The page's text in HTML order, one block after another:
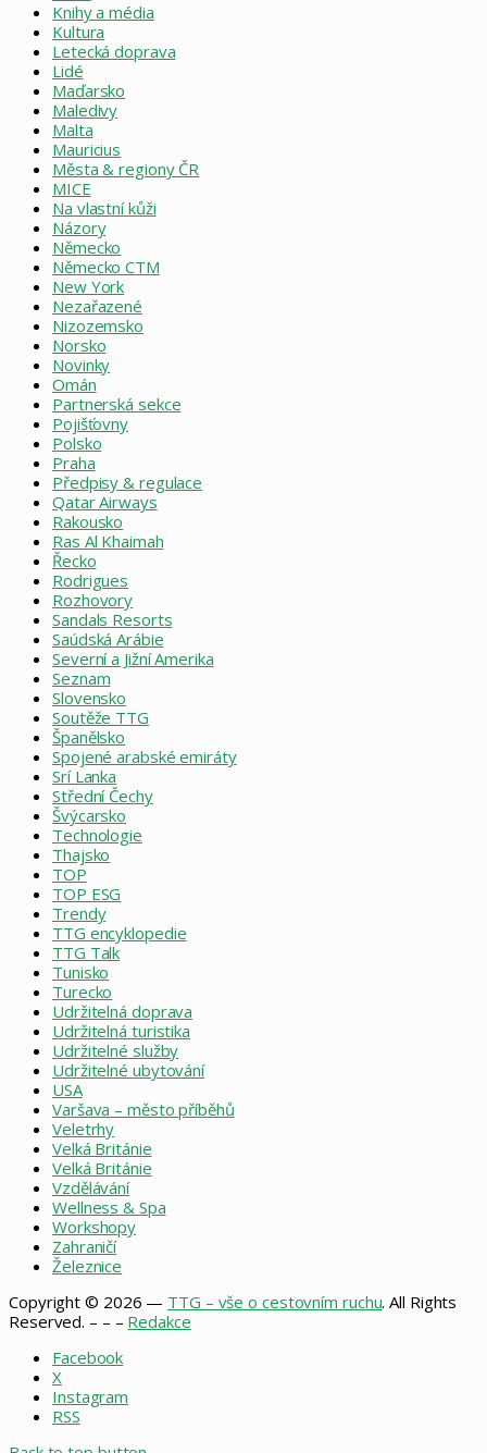
Knihy a média
Kultura
Letecká doprava
Lidé
Maďarsko
Maledivy
Malta
Mauricius
Města & regiony ČR
MICE
Na vlastní kůži
Názory
Německo
Německo CTM
New York
Nezařazené
Nizozemsko
Norsko
Novinky
Omán
Partnerská sekce
Pojišťovny
Polsko
Praha
Předpisy & regulace
Qatar Airways
Rakousko
Ras Al Khaimah
Řecko
Rodrigues
Rozhovory
Sandals Resorts
Saúdská Arábie
Severní a Jižní Amerika
Seznam
Slovensko
Soutěže TTG
Španělsko
Spojené arabské emiráty
Srí Lanka
Střední Čechy
Švýcarsko
Technologie
Thajsko
TOP
TOP ESG
Trendy
TTG encyklopedie
TTG Talk
Tunisko
Turecko
Udržitelná doprava
Udržitelná turistika
Udržitelné služby
Udržitelné ubytování
USA
Varšava – město příběhů
Veletrhy
Velká Británie
Velká Británie
Vzdělávání
Wellness & Spa
Workshopy
Zahraničí
Železnice
Copyright © 2026 — TTG – vše o cestovním ruchu. All Rights
Reserved. – – – Redakce
Facebook
X
Instagram
RSS